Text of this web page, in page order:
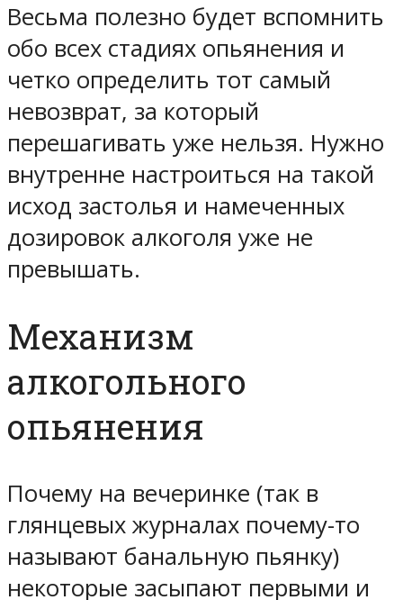
Весьма полезно будет вспомнить
обо всех стадиях опьянения и
четко определить тот самый
невозврат, за который
перешагивать уже нельзя. Нужно
внутренне настроиться на такой
исход застолья и намеченных
дозировок алкоголя уже не
превышать.
Механизм
алкогольного
опьянения
Почему на вечеринке (так в
глянцевых журналах почему-то
называют банальную пьянку)
некоторые засыпают первыми и